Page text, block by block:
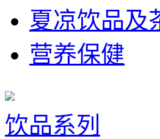
夏凉饮品及
营养保健
饮品系列